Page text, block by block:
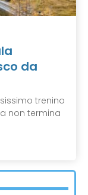
da
trenino
non termina